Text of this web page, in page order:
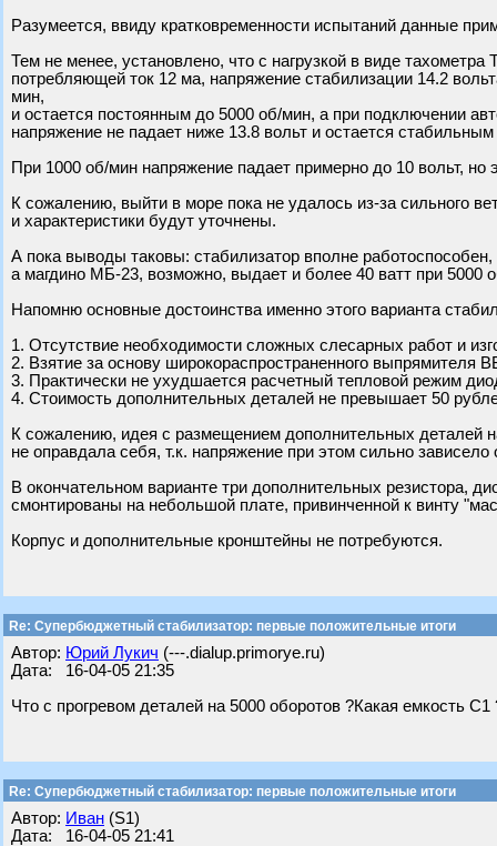
Разумеется, ввиду кратковременности испытаний данные
Тем не менее, установлено, что с нагрузкой в виде
потребляющей ток 12 ма, напряжение стабилизации 14.2
мин,
и остается постоянным до 5000 об/мин, а при подключении
напряжение не падает ниже 13.8 вольт и остается
При 1000 об/мин напряжение падает примерно до 10 вольт,
К сожалению, выйти в море пока не удалось из-за сильного
и характеристики будут уточнены.
А пока выводы таковы: стабилизатор вполне работоспособен,
а магдино МБ-23, возможно, выдает и более 40 ватт при 5000
Напомню основные достоинства именно этого варианта
1. Отсутствие необходимости сложных слесарных работ и
2. Взятие за основу широкораспространенного
3. Практически не ухудшается расчетный тепловой режим
4. Стоимость дополнительных деталей не превышает 50
К сожалению, идея с размещением дополнительных деталей
не оправдала себя, т.к. напряжение при этом сильно зависело
В окончательном варианте три дополнительных резистора,
смонтированы на небольшой плате, привинченной к винту
Корпус и дополнительные кронштейны не потребуются.
Re: Супербюджетный стабилизатор: первые положительные итоги
Автор: Юрий Лукич (---.dialup.primorye.ru)
Дата: 16-04-05 21:35
Что с прогревом деталей на 5000 оборотов ?Какая емкость С1
Re: Супербюджетный стабилизатор: первые положительные итоги
Автор: Иван (S1)
Дата: 16-04-05 21:41